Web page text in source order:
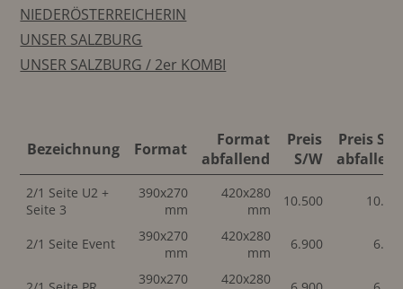
NIEDERÖSTERREICHERIN
UNSER SALZBURG
UNSER SALZBURG / 2er KOMBI
Bezeichnung Format
Format
abfallend
Preis
S/W
Preis S/
2/1 Seite U2 +
Seite 3
390x270
mm
420x280
mm
10.500
2/1 Seite Event
390x270
mm
420x280
mm
6.900
390x270
420x280